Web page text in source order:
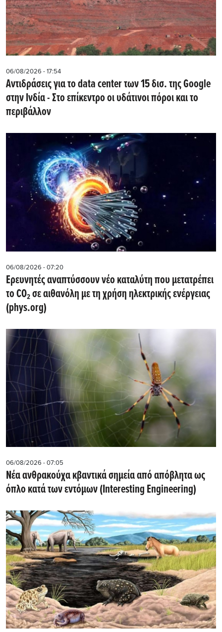
06/08/2026 - 17:54
Αντιδράσεις για το data center των 15 δισ. της Google
στην Ινδία - Στο επίκεντρο οι υδάτινοι πόροι και το
περιβάλλον
06/08/2026 - 07:20
Ερευνητές αναπτύσσουν νέο καταλύτη που μετατρέπει
το CO₂ σε αιθανόλη με τη χρήση ηλεκτρικής ενέργειας
(phys.org)
06/08/2026 - 07:05
Νέα ανθρακούχα κβαντικά σημεία από απόβλητα ως
όπλο κατά των εντόμων (Interesting Engineering)